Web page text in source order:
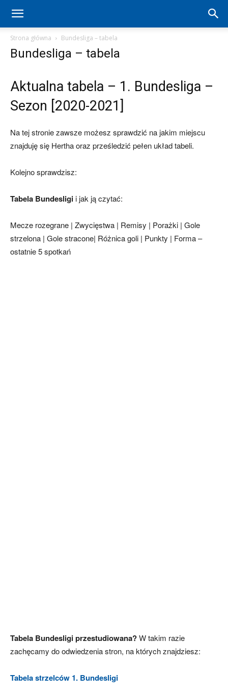
Hertha
Berlin
aktualności
mecze,
Strona główna Bundesliga – tabela
Bundesliga – tabela
Aktualna tabela – 1. Bundesliga –
Sezon [2020-2021]
Na tej stronie zawsze możesz sprawdzić na jakim miejscu
znajduję się Hertha oraz prześledzić pełen układ tabeli.
Kolejno sprawdzisz:
Tabela Bundesligii jak ją czytać:
Mecze rozegrane | Zwycięstwa | Remisy | Porażki | Gole
strzelona | Gole stracone| Różnica goli | Punkty | Forma –
ostatnie 5 spotkań
Tabela Bundesligi przestudiowana?W takim razie
zachęcamy do odwiedzenia stron, na których znajdziesz:
Tabela strzelców 1. Bundesligi